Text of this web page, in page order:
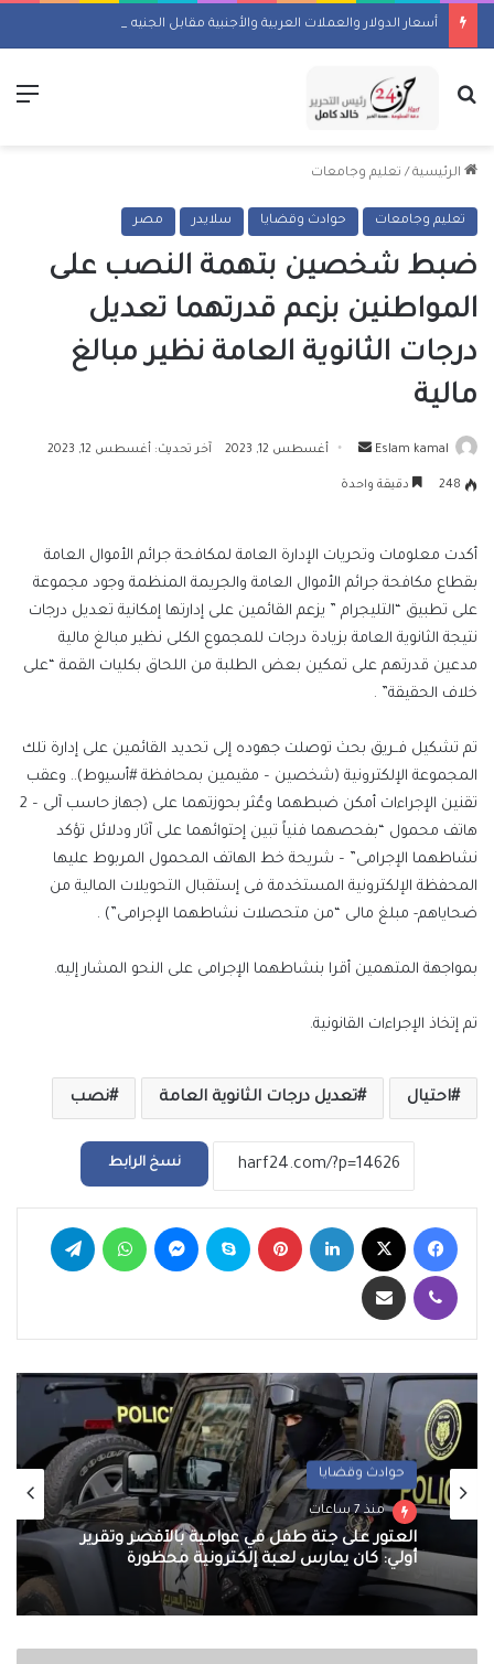
بحث عن
الرئيسية / تعليم وجامعات
تعليم وجامعات حوادث وقضايا سلايدر مصر
ضبط شخصين بتهمة النصب على
المواطنين بزعم قدرتهما تعديل
درجات الثانوية العامة نظير مبالغ
مالية
Eslam kamal
أرسل أغسطس 12, 2023 آخر تحديث: أغسطس 12, 2023
248 دقيقة واحدة
أكدت معلومات وتحريات الإدارة العامة لمكافحة جرائم الأموال العامة
بقطاع مكافحة جرائم الأموال العامة والجريمة المنظمة وجود مجموعة
على تطبيق “التليجرام ” يزعم القائمين على إدارتها إمكانية تعديل درجات
نتيجة الثانوية العامة بزيادة درجات للمجموع الكلى نظير مبالغ مالية
مدعين قدرتهم على تمكين بعض الطلبة من اللحاق بكليات القمة “على
خلاف الحقيقة” .
تم تشكيل فــريق بحث توصلت جهوده إلى تحديد القائمين على إدارة تلك
المجموعة الإلكترونية (شخصين – مقيمين بمحافظة #أسيوط).. وعقب
تقنين الإجراءات أمكن ضبطهما وعُثر بحوزتهما على (جهاز حاسب آلى – 2
هاتف محمول “بفحصهما فنياً تبين إحتوائهما على آثار ودلائل تؤكد
نشاطهما الإجرامى” – شريحة خط الهاتف المحمول المربوط عليها
المحفظة الإلكترونية المستخدمة فى إستقبال التحويلات المالية من
ضحاياهم- مبلغ مالى “من متحصلات نشاطهما الإجرامى”) .
بمواجهة المتهمين أقرا بنشاطهما الإجرامى على النحو المشار إليه.
تم إتخاذ الإجراءات القانونية.
احتيال تعديل درجات الثانوية العامة نصب
نسخ الرابط
فيسبوك لينكدإن بينتيريست سكايب ماسنجر واتساب
ڤايبر مشاركة عبر البريد
حوادث وقضايا
منذ 7 ساعات
العثور على جثة طفل في عوامية بالأقصر وتقرير
أولي: كان يمارس لعبة إلكترونية محظورة